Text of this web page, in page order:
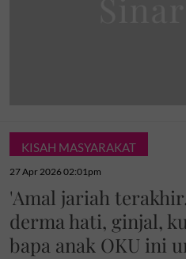
KISAH MASYARAKAT
27 Apr 2026 02:01pm
'Amal jariah
derma hati, ginjal,
bapa anak OKU ini